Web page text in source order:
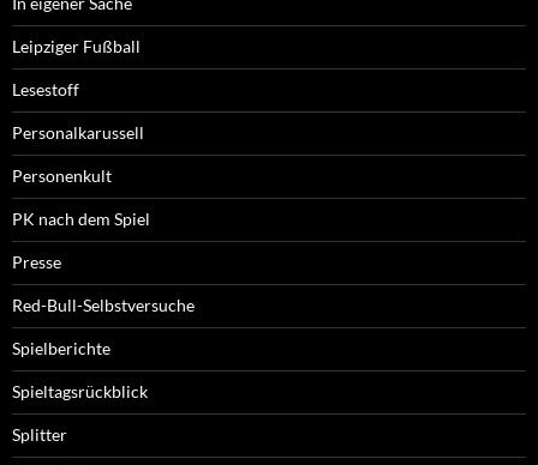
Leipziger Fußball
Lesestoff
Personalkarussell
Personenkult
PK nach dem Spiel
Presse
Red-Bull-Selbstversuche
Spielberichte
Spieltagsrückblick
Splitter